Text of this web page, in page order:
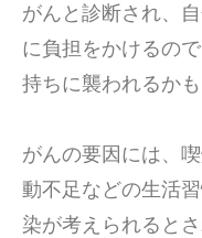
がんと診断され、
に負担をかけるの
持ちに襲われるかも
がんの要因には、
動不足などの生活
染が考えられると